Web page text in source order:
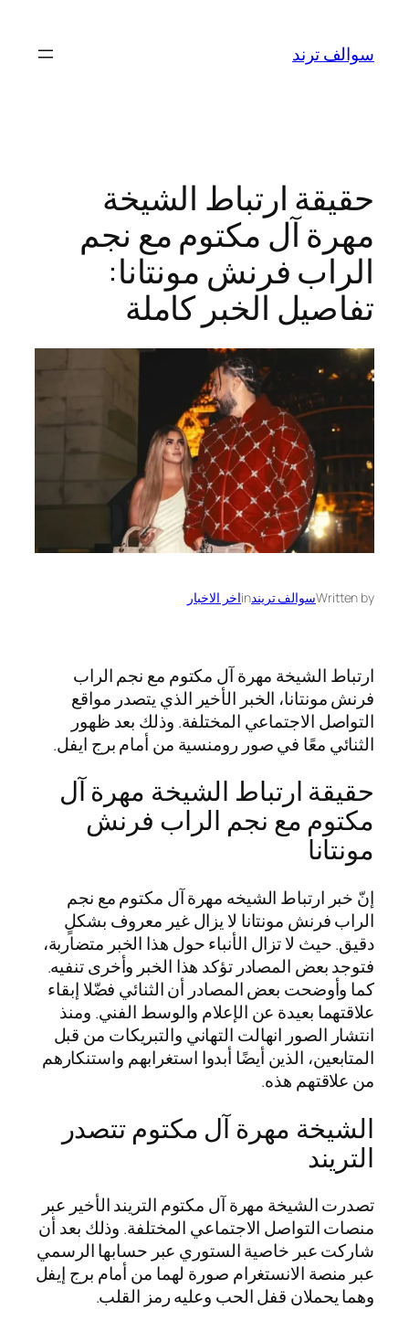
المحتوى
سوالف ترند
حقيقة ارتباط الشيخة
مهرة آل مكتوم مع نجم
الراب فرنش مونتانا:
تفاصيل الخبر كاملة
Written byسوالف تريندinاخر الاخبار
ارتباط الشيخة مهرة آل مكتوم مع نجم الراب
فرنش مونتانا، الخبر الأخير الذي يتصدر مواقع
التواصل الاجتماعي المختلفة. وذلك بعد ظهور
الثنائي معًا في صور رومنسية من أمام برج ايفل.
حقيقة ارتباط الشيخة مهرة آل
مكتوم مع نجم الراب فرنش
مونتانا
إنّ خبر ارتباط الشيخه مهرة آل مكتوم مع نجم
الراب فرنش مونتانا لا يزال غير معروف بشكلٍ
دقيق. حيث لا تزال الأنباء حول هذا الخبر متضاربة،
فتوجد بعض المصادر تؤكد هذا الخبر وأخرى تنفيه.
كما وأوضحت بعض المصادر أن الثنائي فضّلا إبقاء
علاقتهما بعيدة عن الإعلام والوسط الفني. ومنذ
انتشار الصور انهالت التهاني والتبريكات من قبل
المتابعين، الذين أيضًا أبدوا استغرابهم واستنكارهم
من علاقتهم هذه.
الشيخة مهرة آل مكتوم تتصدر
التريند
تصدرت الشيخة مهرة آل مكتوم التريند الأخير عبر
منصات التواصل الاجتماعي المختلفة. وذلك بعد أن
شاركت عبر خاصية الستوري عبر حسابها الرسمي
عبر منصة الانستغرام صورة لهما من أمام برج إيفل
وهما يحملان قفل الحب وعليه رمز القلب.